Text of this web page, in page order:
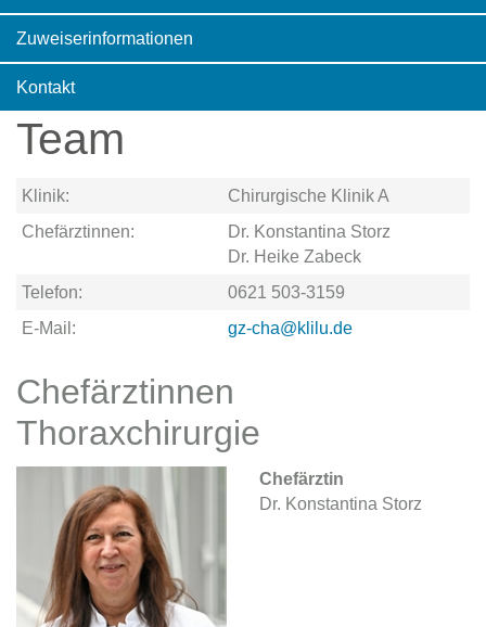
Zuweiserinformationen
Kontakt
Team
Klinik:
Chirurgische Klinik A
Chefärztinnen:
Dr. Konstantina Storz
Dr. Heike Zabeck
Telefon:
0621 503-3159
E-Mail:
gz-cha@klilu.de
Chefärztinnen
Thoraxchirurgie
Chefärztin
Dr. Konstantina Storz